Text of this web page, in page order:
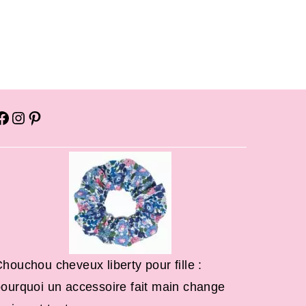
cheveux liberty pour fille :
un accessoire fait main change